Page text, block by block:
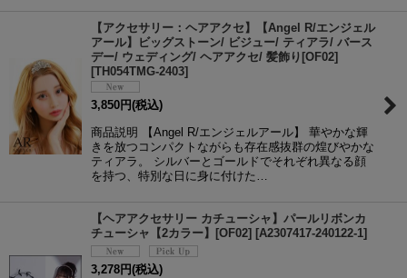
【アクセサリー：ヘアアクセ】【Angel R/エンジェル
アール】ビッグストーン/ ビジュー/ ティアラ/ バース
デー/ ウェディング/ ヘアアクセ/ 髪飾り[OF02]
[TH054TMG-2403]
3,850円(税込)
商品説明 【Angel R/エンジェルアール】 華やかな輝
きを放つコンパクトながらも存在感抜群の煌びやかな
ティアラ。 シルバーとゴールドでそれぞれ異なる顔
を持つ、特別な日に身に付けた…
【ヘアアクセサリー カチューシャ】パールリボンカ
チューシャ【2カラー】[OF02] [A2307417-240122-1]
3,278 円(税込)